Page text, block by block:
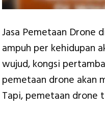
Jasa Pemetaan Drone
ampuh per kehidupan
wujud, kongsi
pemetaan drone akan
Tapi, pemetaan drone